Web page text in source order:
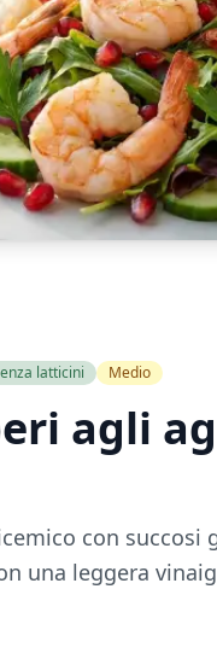
latticini Medio
agli
con
una leggera